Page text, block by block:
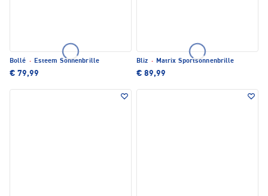
Bollé · Esteem Sonnenbrille
€ 79,99
Bliz · Matrix Sportsonnenbrille
€ 89,99